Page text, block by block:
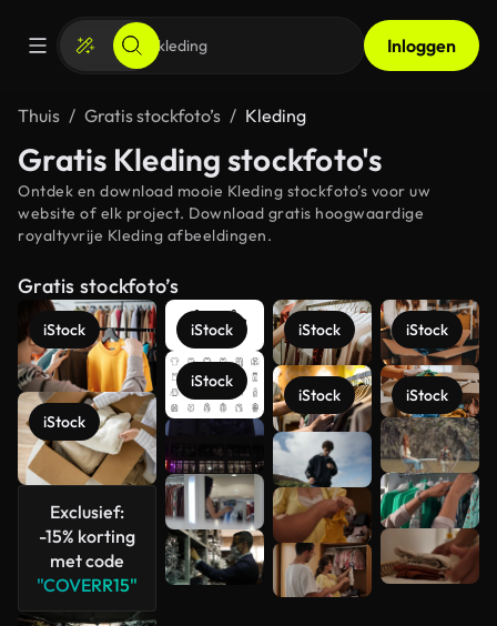
Inloggen
Thuis Gratis stockfoto’s Kleding
Gratis Kleding stockfoto's
Ontdek en download mooie Kleding stockfoto's voor uw
website of elk project. Download gratis hoogwaardige
royaltyvrije Kleding afbeeldingen.
Gratis stockfoto’s
iStock
iStock
Exclusief:
-15% korting
met code
"COVERR15"
iStock
iStock
iStock
iStock
iStock
iStock
Meer
bekijken